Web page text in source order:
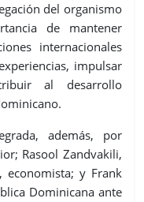
del organismo
de mantener
internacionales
impulsar
al desarrollo
además, por
Rasool Zandvakili,
economista; y Frank
Dominicana ante